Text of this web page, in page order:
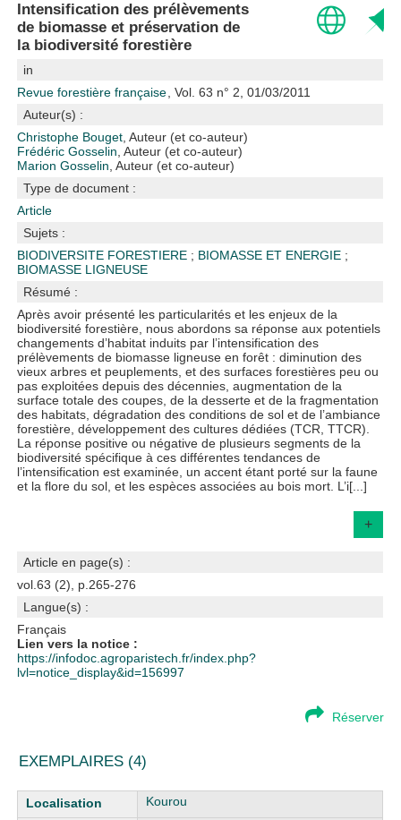
Intensification des prélèvements
de biomasse et préservation de
la biodiversité forestière
in
Revue forestière française , Vol. 63 n° 2, 01/03/2011
Auteur(s) :
Christophe Bouget , Auteur (et co-auteur)
Frédéric Gosselin , Auteur (et co-auteur)
Marion Gosselin , Auteur (et co-auteur)
Type de document :
Article
Sujets :
BIODIVERSITE FORESTIERE ; BIOMASSE ET ENERGIE ;
BIOMASSE LIGNEUSE
Résumé :
Après avoir présenté les particularités et les enjeux de la
biodiversité forestière, nous abordons sa réponse aux potentiels
changements d’habitat induits par l’intensification des
prélèvements de biomasse ligneuse en forêt : diminution des
vieux arbres et peuplements, et des surfaces forestières peu ou
pas exploitées depuis des décennies, augmentation de la
surface totale des coupes, de la desserte et de la fragmentation
des habitats, dégradation des conditions de sol et de l’ambiance
forestière, développement des cultures dédiées (TCR, TTCR).
La réponse positive ou négative de plusieurs segments de la
biodiversité spécifique à ces différentes tendances de
l’intensification est examinée, un accent étant porté sur la faune
et la flore du sol, et les espèces associées au bois mort. L’i[...]
+
Article en page(s) :
vol.63 (2), p.265-276
Langue(s) :
Français
Lien vers la notice :
https://infodoc.agroparistech.fr/index.php?
lvl=notice_display&id=156997
Réserver
EXEMPLAIRES (4)
Liste des exemplaires
Kourou